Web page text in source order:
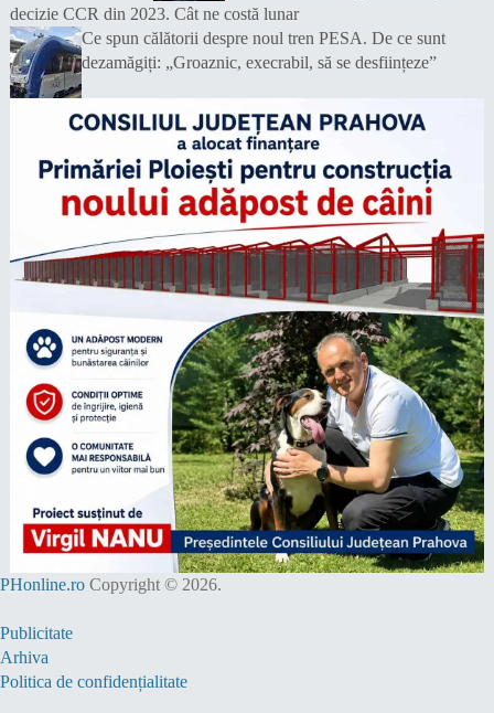
decizie CCR din 2023. Cât ne costă lunar
Ce spun călătorii despre noul tren PESA. De ce sunt
dezamăgiți: „Groaznic, execrabil, să se desființeze”
PHonline.ro Copyright © 2026.
Publicitate
Arhiva
Politica de confidențialitate